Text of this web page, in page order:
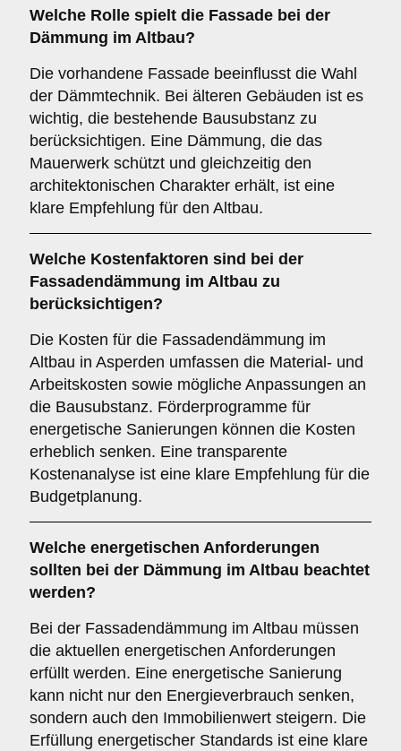
Welche Rolle spielt die Fassade bei der
Dämmung im Altbau?
Die vorhandene Fassade beeinflusst die Wahl
der Dämmtechnik. Bei älteren Gebäuden ist es
wichtig, die bestehende Bausubstanz zu
berücksichtigen. Eine Dämmung, die das
Mauerwerk schützt und gleichzeitig den
architektonischen Charakter erhält, ist eine
klare Empfehlung für den Altbau.
Welche Kostenfaktoren sind bei der
Fassadendämmung im Altbau zu
berücksichtigen?
Die Kosten für die Fassadendämmung im
Altbau in Asperden umfassen die Material- und
Arbeitskosten sowie mögliche Anpassungen an
die Bausubstanz. Förderprogramme für
energetische Sanierungen können die Kosten
erheblich senken. Eine transparente
Kostenanalyse ist eine klare Empfehlung für die
Budgetplanung.
Welche energetischen Anforderungen
sollten bei der Dämmung im Altbau beachtet
werden?
Bei der Fassadendämmung im Altbau müssen
die aktuellen energetischen Anforderungen
erfüllt werden. Eine energetische Sanierung
kann nicht nur den Energieverbrauch senken,
sondern auch den Immobilienwert steigern. Die
Erfüllung energetischer Standards ist eine klare